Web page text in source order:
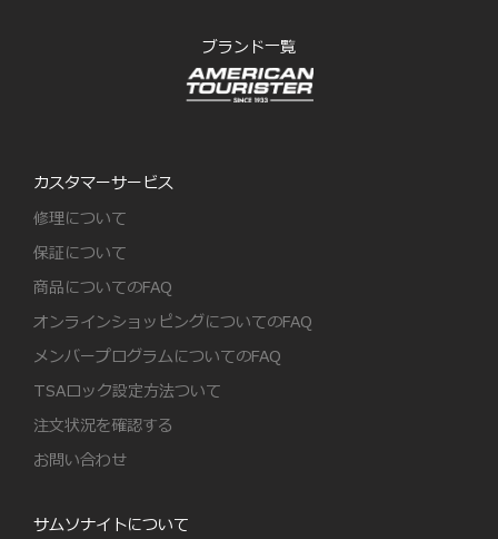
ブランド一覧
カスタマーサービス
修理について
保証について
商品についてのFAQ
オンラインショッピングについてのFAQ
メンバープログラムについてのFAQ
TSAロック設定方法ついて
注文状況を確認する
お問い合わせ
サムソナイトについて